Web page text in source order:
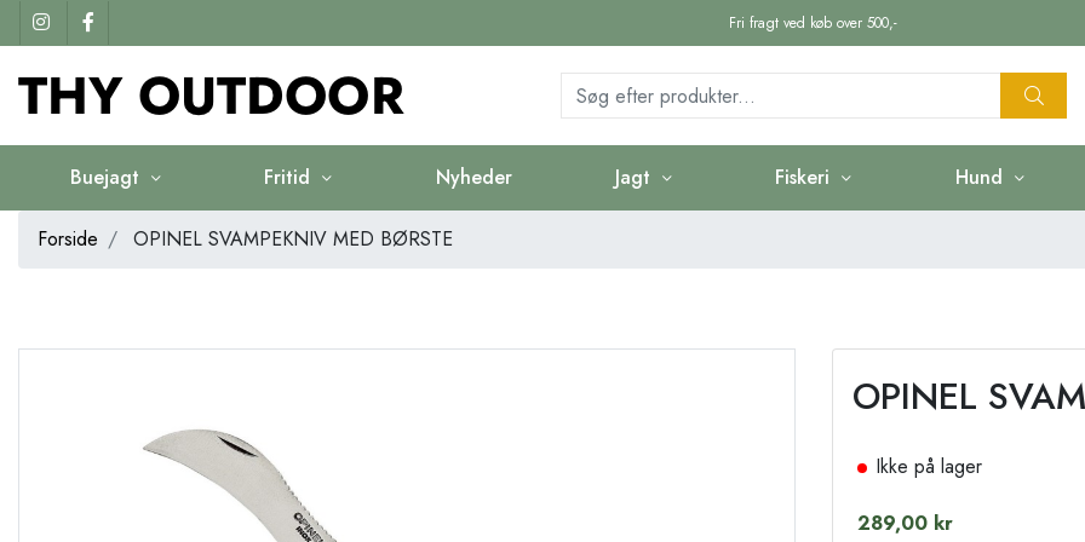
Fri fragt ved køb over 500,-
Buejagt Fritid Nyheder Jagt Fiskeri Hund
Forside OPINEL SVAMPEKNIV MED BØRSTE
OPINEL
Ikke på lager
289,00 kr